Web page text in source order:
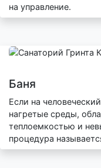
на управление.
Баня
Если на
нагретые среды,
теплоемкостью и
процедура